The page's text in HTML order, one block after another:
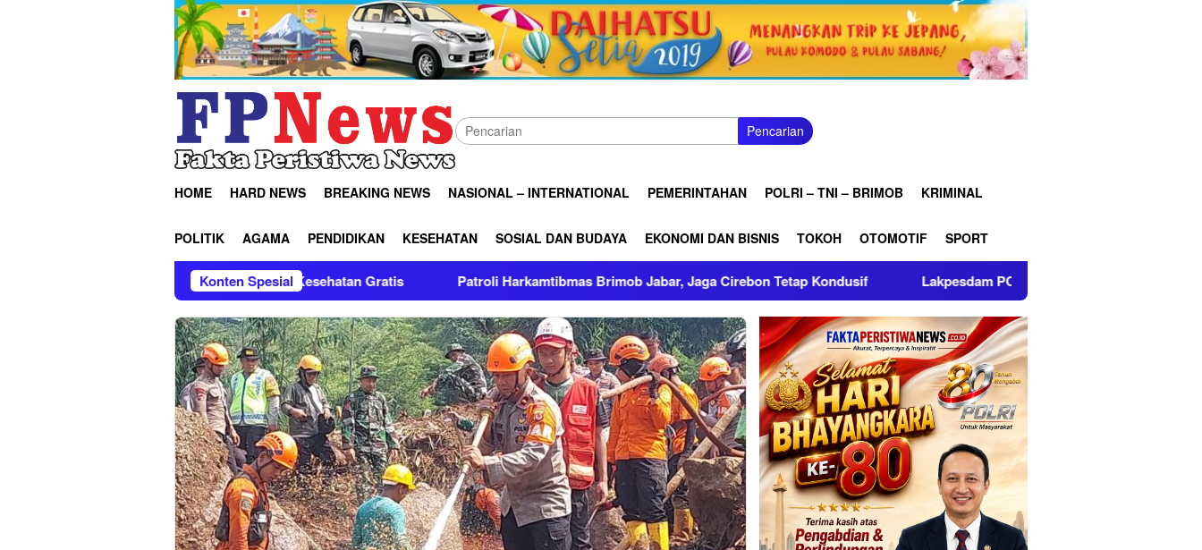
Pencarian
HOME HARD NEWS BREAKING NEWS NASIONAL – INTERNATIONAL PEMERINTAHAN POLRI – TNI – BRIMOB KRIMINAL
POLITIK AGAMA PENDIDIKAN KESEHATAN SOSIAL DAN BUDAYA EKONOMI DAN BISNIS TOKOH OTOMOTIF SPORT
Konten Spesial
dan Tugu Kidul Gelar Cek Kesehatan Gratis Patroli Harkamtibmas Brimob Jabar, Jaga Cirebon Tetap Kondusif Lakpesdam PCNU Indramayu Gandeng Mahasiswa Beri